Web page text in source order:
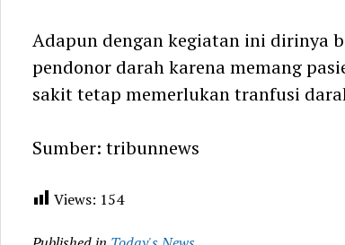
Adapun dengan kegiatan ini dirinya
pendonor darah karena memang
sakit tetap memerlukan tranfusi
Sumber: tribunnews
Views: 154